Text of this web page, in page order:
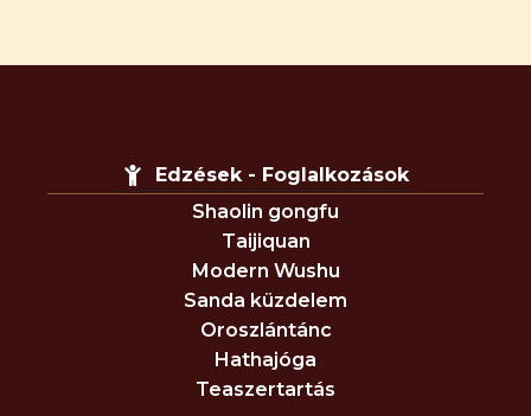
Edzések - Foglalkozások
Shaolin gongfu
Taijiquan
Modern Wushu
Sanda küzdelem
Oroszlántánc
Hathajóga
Teaszertartás